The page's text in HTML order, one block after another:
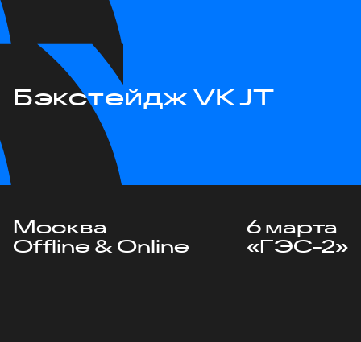
Бэкстейдж VK JT
Москва
Offline & Online
6 марта
«ГЭС-2»